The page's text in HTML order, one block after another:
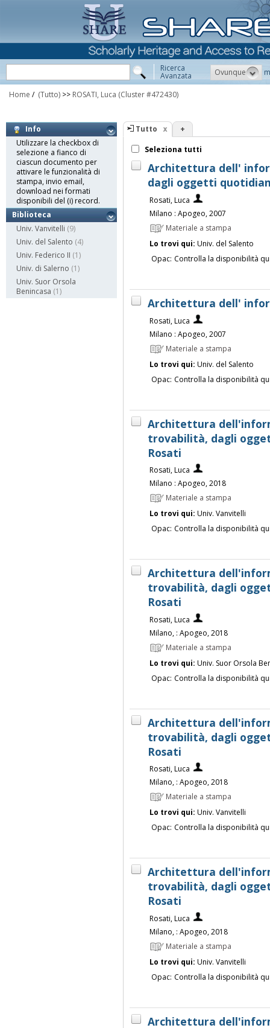
Ricerca
Avanzata Ovunque
Home / (Tutto) >> ROSATI, Luca (Cluster #472430)
Info
Utilizzare la checkbox di
selezione a fianco di
ciascun documento per
attivare le funzionalità di
stampa, invio email,
download nei formati
disponibili del (i) record.
Biblioteca
Univ. Vanvitelli (9)
Univ. del Salento (4)
Univ. Federico II (1)
Univ. di Salerno (1)
Univ. Suor Orsola
Benincasa (1)
Tutto +
Seleziona tutti
Architettura dell'
dagli oggetti
Rosati, Luca
Milano : Apogeo, 2007
Materiale a stampa
Lo trovi qui: Univ. del Salento
Opac: Controlla la disponibilità
Architettura dell'
Rosati, Luca
Milano : Apogeo, 2007
Materiale a stampa
Lo trovi qui: Univ. del Salento
Opac: Controlla la disponibilità
Architettura
trovabilità, dagli
Rosati
Rosati, Luca
Milano : Apogeo, 2018
Materiale a stampa
Lo trovi qui: Univ. Vanvitelli
Opac: Controlla la disponibilità
Architettura
trovabilità, dagli
Rosati
Rosati, Luca
Milano, : Apogeo, 2018
Materiale a stampa
Lo trovi qui: Univ. Suor Orsola
Opac: Controlla la disponibilità
Architettura
trovabilità, dagli
Rosati
Rosati, Luca
Milano, : Apogeo, 2018
Materiale a stampa
Lo trovi qui: Univ. Vanvitelli
Opac: Controlla la disponibilità
Architettura
trovabilità, dagli
Rosati
Rosati, Luca
Milano, : Apogeo, 2018
Materiale a stampa
Lo trovi qui: Univ. Vanvitelli
Opac: Controlla la disponibilità
Architettura